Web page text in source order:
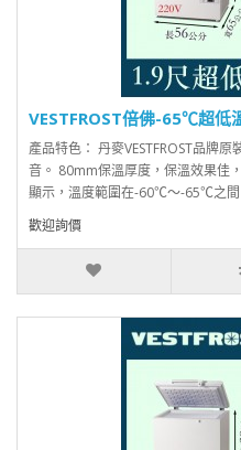
VESTFROST倍佛-65℃超低
產品特色： 丹麥VESTFROST品牌
音。 80mm保溫厚度，保溫效果佳
顯示，溫度範圍在-60℃～-65℃之間
歡迎詢價